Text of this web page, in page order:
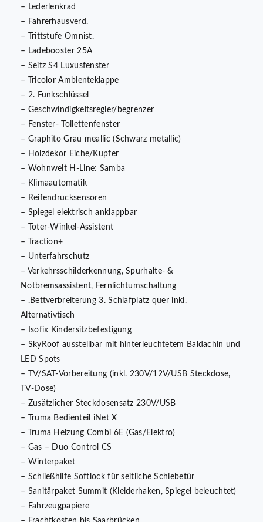
– Lederlenkrad
– Fahrerhausverd.
– Trittstufe Omnist.
– Ladebooster 25A
– Seitz S4 Luxusfenster
– Tricolor Ambienteklappe
– 2. Funkschlüssel
– Geschwindigkeitsregler/begrenzer
– Fenster- Toilettenfenster
– Graphito Grau meallic (Schwarz metallic)
– Holzdekor Eiche/Kupfer
– Wohnwelt H-Line: Samba
– Klimaautomatik
– Reifendrucksensoren
– Spiegel elektrisch anklappbar
– Toter-Winkel-Assistent
– Traction+
– Unterfahrschutz
– Verkehrsschilderkennung, Spurhalte- &
Notbremsassistent, Fernlichtumschaltung
– .Bettverbreiterung 3. Schlafplatz quer inkl.
Alternativtisch
– Isofix Kindersitzbefestigung
– SkyRoof ausstellbar mit hinterleuchtetem Baldachin und
LED Spots
– TV/SAT-Vorbereitung (inkl. 230V/12V/USB Steckdose,
TV-Dose)
– Zusätzlicher Steckdosensatz 230V/USB
– Truma Bedienteil iNet X
– Truma Heizung Combi 6E (Gas/Elektro)
– Gas – Duo Control CS
– Winterpaket
– Schließhilfe Softlock für seitliche Schiebetür
– Sanitärpaket Summit (Kleiderhaken, Spiegel beleuchtet)
– Fahrzeugpapiere